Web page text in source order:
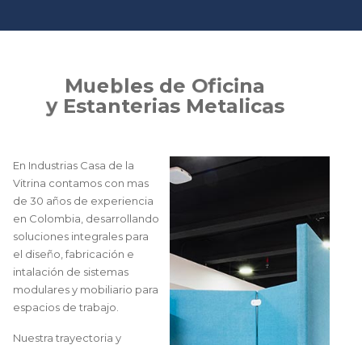
Muebles de Oficina
y Estanterias Metalicas
En Industrias Casa de la
Vitrina contamos con mas
de 30 años de experiencia
en Colombia, desarrollando
soluciones integrales para
el diseño, fabricación e
intalación de sistemas
modulares y mobiliario para
espacios de trabajo.
Nuestra trayectoria y